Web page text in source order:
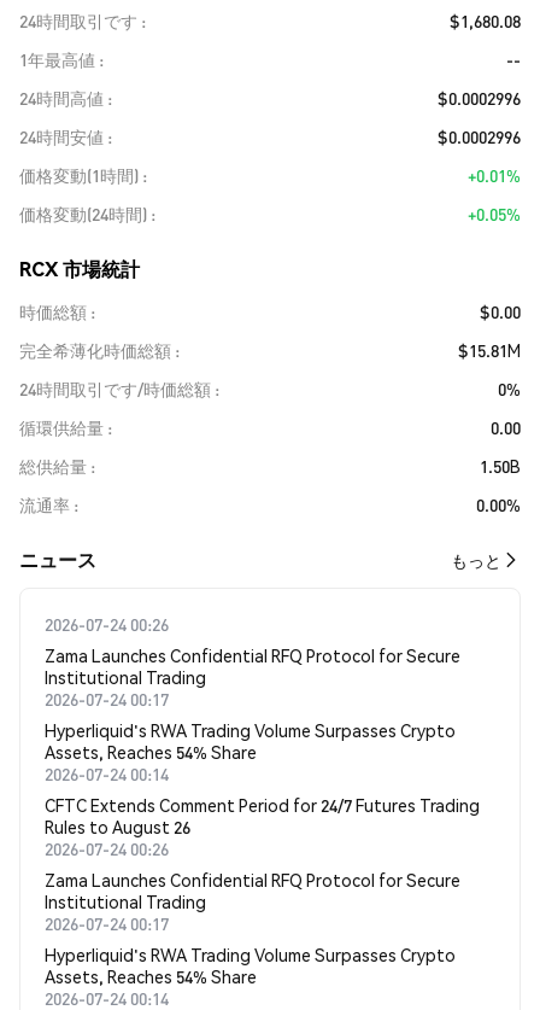
24時間取引です
$1,680.08
1年最高値
--
24時間高値
$0.0002996
24時間安値
$0.0002996
価格変動(1時間)
+0.01%
価格変動(24時間)
+0.05%
RCX 市場統計
時価総額
$0.00
完全希薄化時価総額
$15.81M
24時間取引です/時価総額
0%
循環供給量
0.00
総供給量
1.50B
流通率
0.00%
​​ニュース​​ もっと
2026-07-24 00:26
Zama Launches Confidential RFQ Protocol for Secure
Institutional Trading
2026-07-24 00:17
Hyperliquid's RWA Trading Volume Surpasses Crypto
Assets, Reaches 54% Share
2026-07-24 00:14
CFTC Extends Comment Period for 24/7 Futures Trading
Rules to August 26
2026-07-24 00:26
Zama Launches Confidential RFQ Protocol for Secure
Institutional Trading
2026-07-24 00:17
Hyperliquid's RWA Trading Volume Surpasses Crypto
Assets, Reaches 54% Share
2026-07-24 00:14